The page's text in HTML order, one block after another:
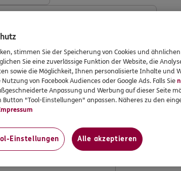
Krankenversicherung AG)
Festzuschuss
stimmen Sie der Speicherung von Cookies und
Sie eine zuverlässige Funktion der Website, die
sowie die Möglichkeit, Ihnen personalisierte Inhalte und
von Facebook Audiences oder Google Ads. Falls Sie
Anpassung und Werbung auf dieser Seite
"Tool-Einstellungen" anpassen. Näheres zu den
Einstellungen Alle akzeptieren